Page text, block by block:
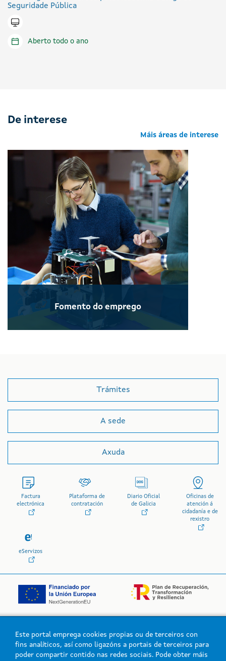
Seguridade Pública
Tramitar en liña
Aberto todo o ano
De interese
Máis áreas de interese
Fomento do emprego
Trámites
A sede
Axuda
Factura
electrónica
Plataforma de
contratación
Diario Oficial
de Galicia
Oficinas de
atención á
cidadanía e de
rexistro
eServizos
Logo da Xunta de Galicia
Este portal emprega cookies propias ou de terceiros con
fins analíticos, así como ligazóns a portais de terceiros para
poder compartir contido nas redes sociais. Pode obter máis